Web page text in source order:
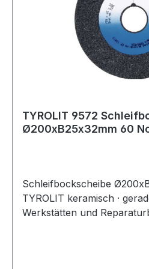
TYROLIT 9572
Schleifbockscheibe
TYROLIT keramisch ·
Werkstätten und